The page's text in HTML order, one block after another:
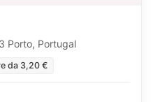
Porto, Portugal
da 3,20 €